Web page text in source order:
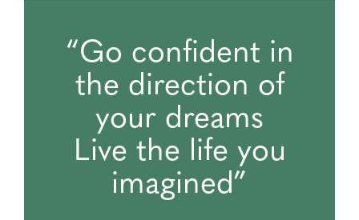
Go confident in
the direction of
your dreams
Live the life you
imagined